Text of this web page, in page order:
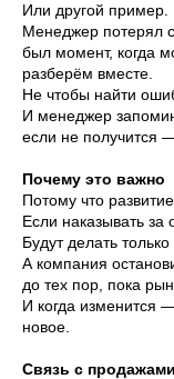
Или другой пример.
Менеджер потерял
был момент, когда
разберём вместе.
Не чтобы найти
И менеджер
если не получится
Почему это важно
Потому что
Если наказывать за
Будут делать
А компания
до тех пор, пока
И когда изменится
новое.
Связь с продажами